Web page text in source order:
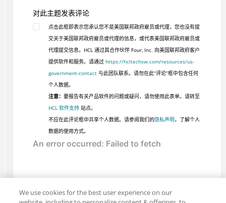
对此主题发表评论
点击此框即表示您承认您不是美国联邦政府雇员或代理，您也没有提
交关于美国联邦政府雇员或代理的信息，或代表美国联邦政府雇员或
代理提交信息。HCL 通过其合作伙伴 Four, Inc. 向美国联邦政府客户
提供软件和服务。请通过 https://hcltechsw.com/resources/us-
government-contact与此团队联系。请勿在此“评论”框中包含任何
个人数据。
注意： 要报告有关产品软件的问题或疑问，请勿使用此表单。请转至
HCL 软件支持站点。
不应在此评论框中共享个人数据。请参阅我们的隐私声明，了解个人
数据的使用方式。
We use cookies for the best user experience on our